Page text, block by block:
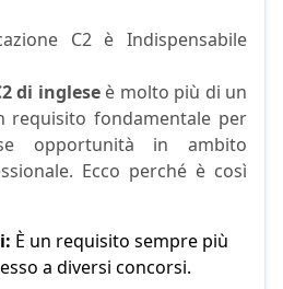
C2 è Indispensabile
di ingleseè molto più di un
requisito fondamentale per
opportunità in ambito
Ecco perché è così
È un requisito sempre più
a diversi concorsi.